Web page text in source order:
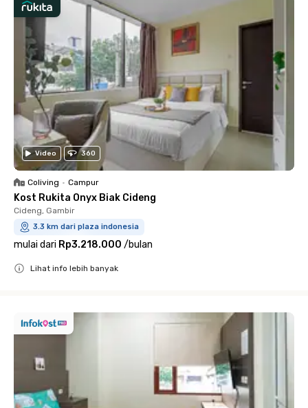
Video 360
Coliving • Campur
Kost Rukita Onyx Biak Cideng
Cideng, Gambir
3.3 km dari plaza indonesia
mulai dari Rp3.218.000 /bulan
Lihat info lebih banyak